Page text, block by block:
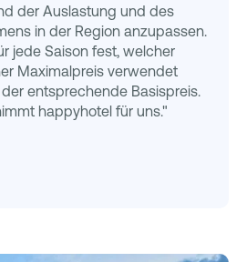
der Auslastung und des
in der Region anzupassen.
jede Saison fest, welcher
Maximalpreis verwendet
entsprechende Basispreis.
happyhotel für uns."